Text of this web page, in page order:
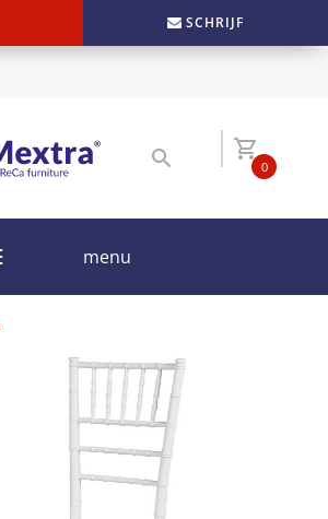
SCHRIJF
0
menu